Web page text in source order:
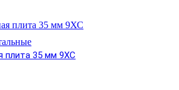
плита 35 мм 9ХС